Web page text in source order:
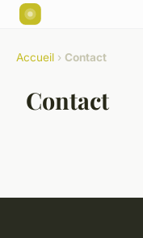
Accueil › Contact
Contact